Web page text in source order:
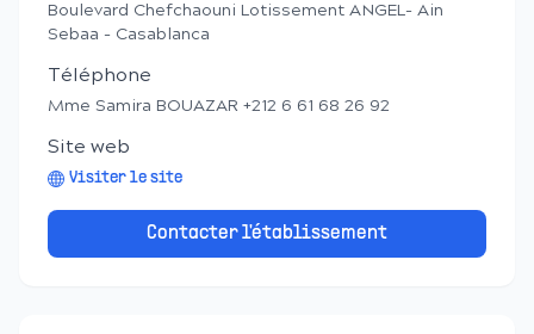
Boulevard Chefchaouni Lotissement ANGEL- Ain
Sebaa - Casablanca
Téléphone
Mme Samira BOUAZAR +212 6 61 68 26 92
Site web
Visiter le site
Contacter l'établissement